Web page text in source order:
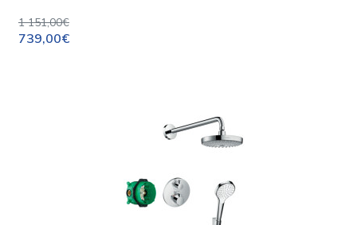
1 151,00€
739,00€